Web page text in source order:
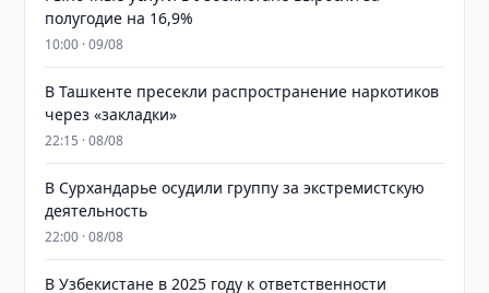
полугодие на 16,9%
10:00 · 09/08
В Ташкенте пресекли распространение наркотиков
через «закладки»
22:15 · 08/08
В Сурхандарье осудили группу за экстремистскую
деятельность
22:00 · 08/08
В Узбекистане в 2025 году к ответственности